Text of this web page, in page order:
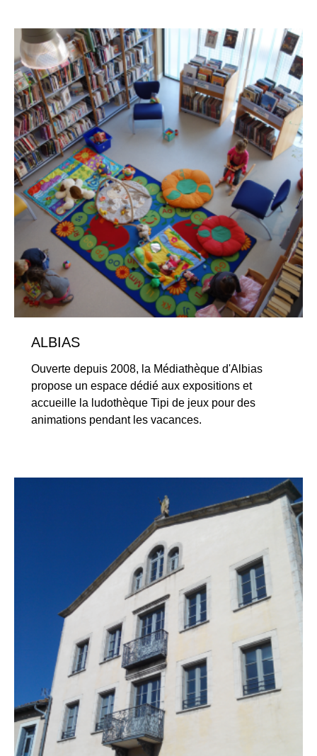
ALBIAS
Ouverte depuis 2008, la Médiathèque d'Albias
propose un espace dédié aux expositions et
accueille la ludothèque Tipi de jeux pour des
animations pendant les vacances.